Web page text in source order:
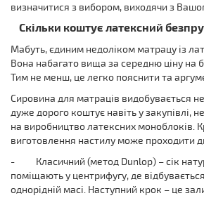
визначитися з вибором, виходячи з
Скільки коштує латексний
Мабуть, єдиним недоліком матрацу із
Вона набагато вища за середню ціну на
Тим не менш, це легко пояснити та
Сировина для матраців видобувається
дуже дорого коштує навіть у закупівлі,
на виробництво латексних моноблоків.
виготовлення настилу може проходити
-
Класичний (метод Dunlop) – сік
поміщають у центрифугу, де
однорідній масі. Наступний крок – це